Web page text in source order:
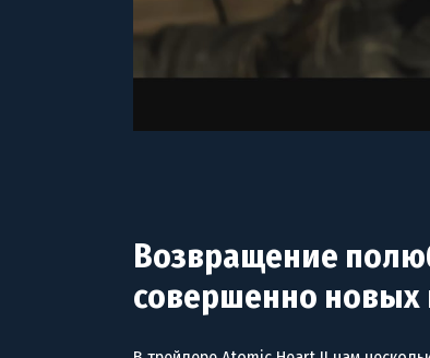
Возвращение
совершенно новых